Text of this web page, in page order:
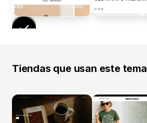
Tiendas que usan este tema